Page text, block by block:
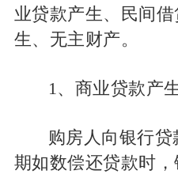
业贷款产生、民间
生、无主财产。
1、商业贷款产
购房人向银行
期如数偿还贷款时